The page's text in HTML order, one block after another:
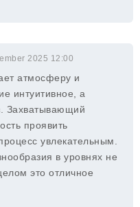
2025 12:00
атмосферу и
интуитивное, а
Захватывающий
проявить
увлекательным.
в уровнях не
это отличное